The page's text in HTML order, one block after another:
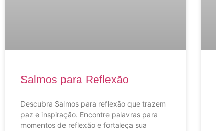
Salmos para Reflexão
Descubra Salmos para reflexão que trazem
paz e inspiração. Encontre palavras para
momentos de reflexão e fortaleça sua